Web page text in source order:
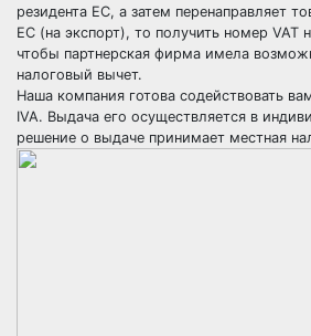
резидента ЕС, а затем перенаправляет
ЕС (на экспорт), то получить номер VAT
чтобы партнерская фирма имела
налоговый вычет.
Наша компания готова содействовать
IVA. Выдача его осуществляется в
решение о выдаче принимает местная